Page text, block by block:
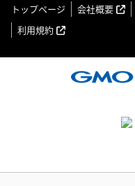
トップページ 会社概要
利用規約